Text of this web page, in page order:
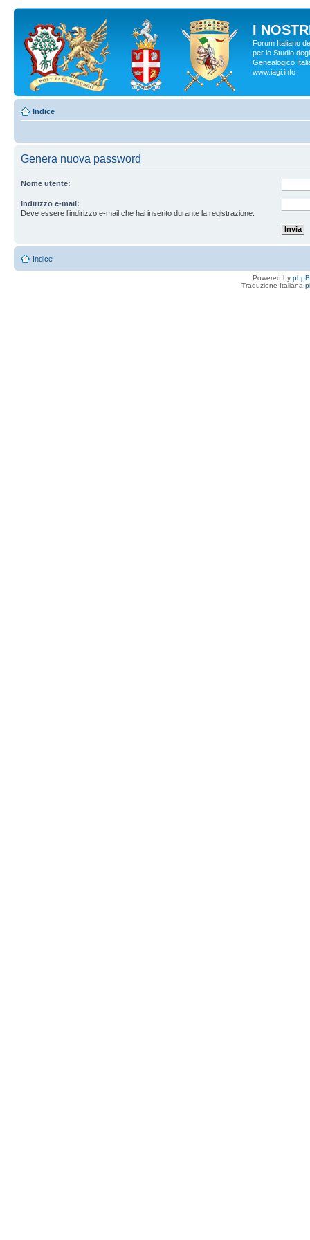
I
Forum Italiano
per lo Studio
Genealogico
www.iagi.info
Indice
Genera nuova password
Nome utente:
Indirizzo e-mail:
Deve essere l’indirizzo e-mail che hai inserito durante la registrazione.
Indice
Powered by
Traduzione Italiana